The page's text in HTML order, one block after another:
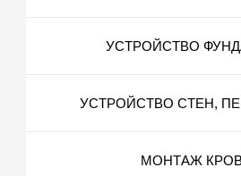
УСТРОЙСТВО
УСТРОЙСТВО СТЕН,
МОНТАЖ